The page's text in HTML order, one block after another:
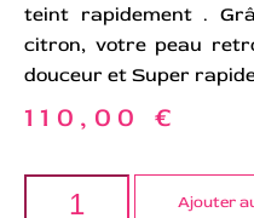
teint rapidement .
citron, votre peau
douceur et Super
110,00 €
Ajouter